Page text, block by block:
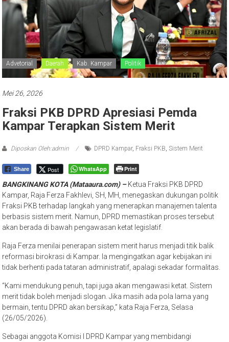
Advetorial Daerah Kab. Kampar Politik
Mei 26, 2026
Fraksi PKB DPRD Apresiasi Pemda
Kampar Terapkan Sistem Merit
Diposkan Oleh:admin DPRD Kampar, Fraksi PKB ,Sistem Merit
Share Post WhatsApp Print
BANGKINANG KOTA (Mataaura.com) –Ketua Fraksi PKB DPRD
Kampar, Raja Ferza Fakhlevi, SH, MH, menegaskan dukungan politik
Fraksi PKB terhadap langkah yang menerapkan manajemen talenta
berbasis sistem merit. Namun, DPRD memastikan proses tersebut
akan berada di bawah pengawasan ketat legislatif.
Raja Ferza menilai penerapan sistem merit harus menjadi titik balik
reformasi birokrasi di Kampar. Ia mengingatkan agar kebijakan ini
tidak berhenti pada tataran administratif, apalagi sekadar formalitas.
“Kami mendukung penuh, tapi juga akan mengawasi ketat. Sistem
merit tidak boleh menjadi slogan. Jika masih ada pola lama yang
bermain, tentu DPRD akan bersikap,” kata Raja Ferza, Selasa
(26/05/2026).
Sebagai anggota Komisi I DPRD Kampar yang membidangi